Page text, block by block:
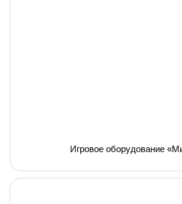
Игровое оборудование